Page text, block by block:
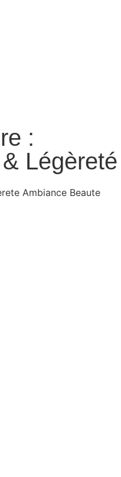
:
Légèreté